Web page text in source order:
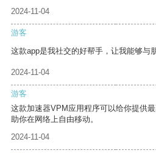
2024-11-04
游客
这款app是我社交的好帮手，让我能够与
2024-11-04
游客
这款加速器VPM应用程序可以给你提供
助你在网络上自由移动。
2024-11-04